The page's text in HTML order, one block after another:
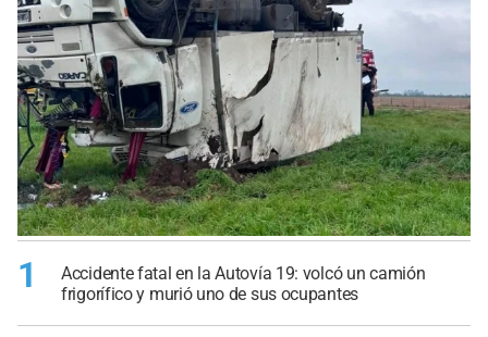
1
Accidente fatal en la Autovía 19: volcó un camión
frigorífico y murió uno de sus ocupantes